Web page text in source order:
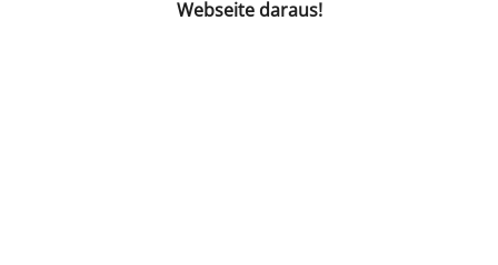
Webseite daraus!